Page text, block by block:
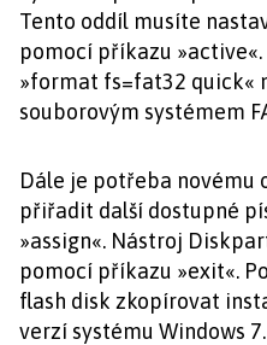
Tento oddíl musíte
pomocí příkazu
»format fs=fat32 quick«
souborovým systémem
Dále je potřeba novému
přiřadit další dostupné
»assign«. Nástroj
pomocí příkazu »exit«.
flash disk zkopírovat
verzí systému Windows